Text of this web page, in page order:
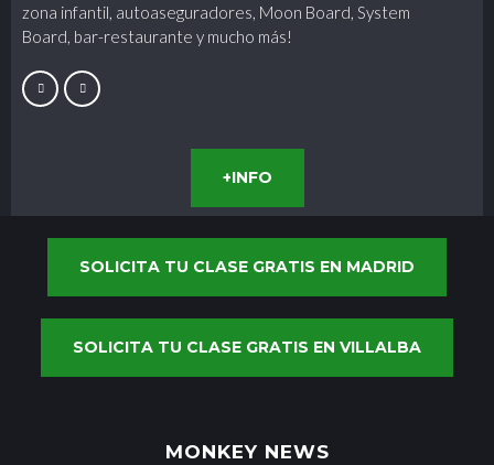
zona infantil, autoaseguradores, Moon Board, System
Board, bar-restaurante y mucho más!
+INFO
SOLICITA TU CLASE GRATIS EN MADRID
SOLICITA TU CLASE GRATIS EN VILLALBA
MONKEY NEWS